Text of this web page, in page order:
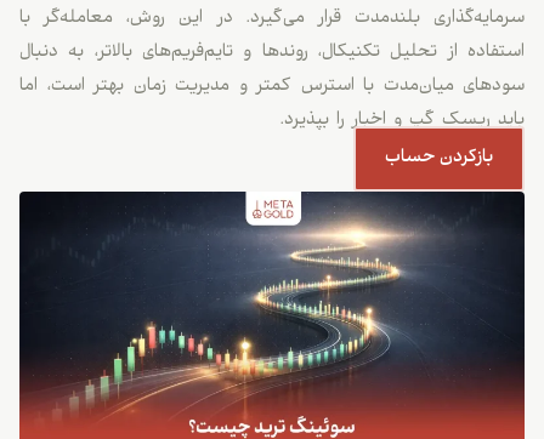
سرمایه‌گذاری بلندمدت قرار می‌گیرد. در این روش، معامله‌گر با
استفاده از تحلیل تکنیکال، روندها و تایم‌فریم‌های بالاتر، به دنبال
سودهای میان‌مدت با استرس کمتر و مدیریت زمان بهتر است، اما
باید ریسک گپ و اخبار را بپذیرد.
بازکردن حساب